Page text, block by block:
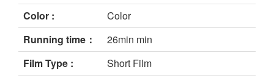
Color :
Color
Running time：
26min min
Film Type :
Short Film